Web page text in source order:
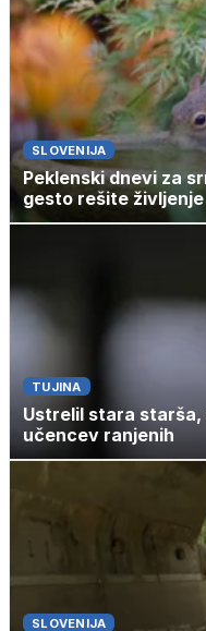
SLOVENIJA
Peklenski dnevi za
gesto rešite življenje
TUJINA
Ustrelil stara
učencev ranjenih
SLOVENIJA